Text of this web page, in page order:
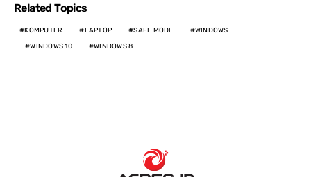
Related Topics
KOMPUTER LAPTOP SAFE MODE
WINDOWS
WINDOWS 10
WINDOWS 8